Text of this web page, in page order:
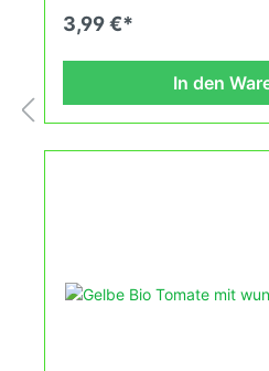
neue Tomatensorten den
ändernden
Hausgarten, auf der
erleben kannst.
3,99 €*
In den